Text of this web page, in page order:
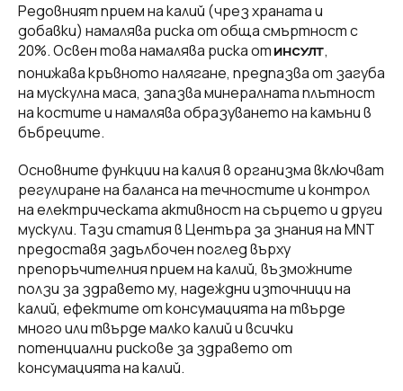
Редовният прием на калий (чрез храната и
добавки) намалява риска от обща смъртност с
20%. Освен това намалява риска от ИНСУЛТ ,
понижава кръвното налягане, предпазва от загуба
на мускулна маса, запазва минералната плътност
на костите и намалява образуването на камъни в
бъбреците.
Основните функции на калия в организма включват
регулиране на баланса на течностите и контрол
на електрическата активност на сърцето и други
мускули. Тази статия в Центъра за знания на MNT
предоставя задълбочен поглед върху
препоръчителния прием на калий, възможните
ползи за здравето му, надеждни източници на
калий, ефектите от консумацията на твърде
много или твърде малко калий и всички
потенциални рискове за здравето от
консумацията на калий.